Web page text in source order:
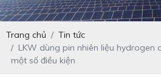
Trang chủ
Tin tức
LKW dùng pin nhiên liệu hydrogen
một số điều kiện